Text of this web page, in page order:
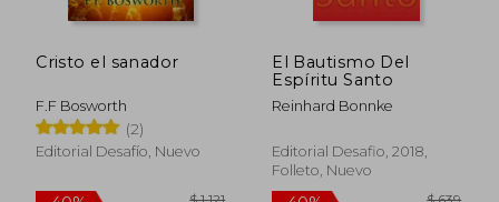
Cristo el sanador
F.F Bosworth
(2)
Editorial Desafío, Nuevo
El Bautismo Del
Espíritu Santo
Reinhard Bonnke
Editorial Desafio, 2018,
Folleto, Nuevo